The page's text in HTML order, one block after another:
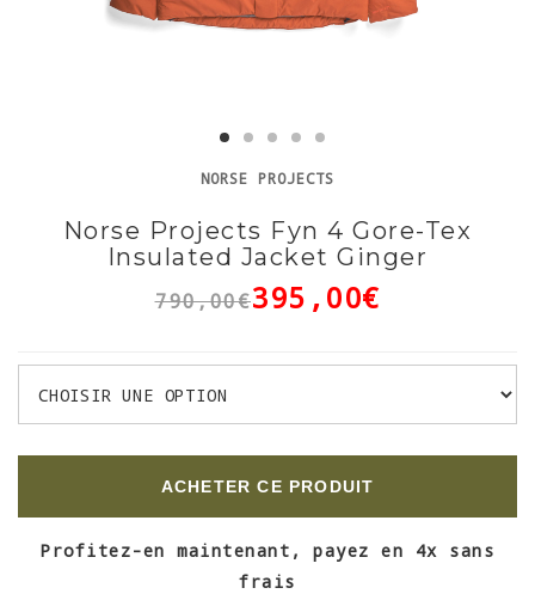
NORSE PROJECTS
Norse Projects Fyn 4 Gore-Tex
Insulated Jacket Ginger
790,00€395,00€
ACHETER CE PRODUIT
Profitez-en maintenant, payez en 4x sans
frais